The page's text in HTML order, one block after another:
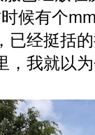
候有个
已经挺括
，我就以